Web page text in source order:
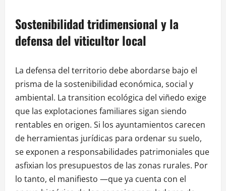
Sostenibilidad tridimensional y la
defensa del viticultor local
La defensa del territorio debe abordarse bajo el
prisma de la sostenibilidad económica, social y
ambiental. La transition ecológica del viñedo exige
que las explotaciones familiares sigan siendo
rentables en origen. Si los ayuntamientos carecen
de herramientas jurídicas para ordenar su suelo,
se exponen a responsabilidades patrimoniales que
asfixian los presupuestos de las zonas rurales. Por
lo tanto, el manifiesto —que ya cuenta con el